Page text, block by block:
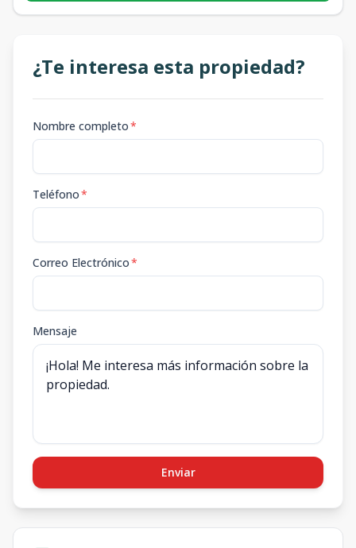
¿Te interesa esta propiedad?
Nombre completo*
Teléfono*
Correo Electrónico*
Mensaje
Enviar